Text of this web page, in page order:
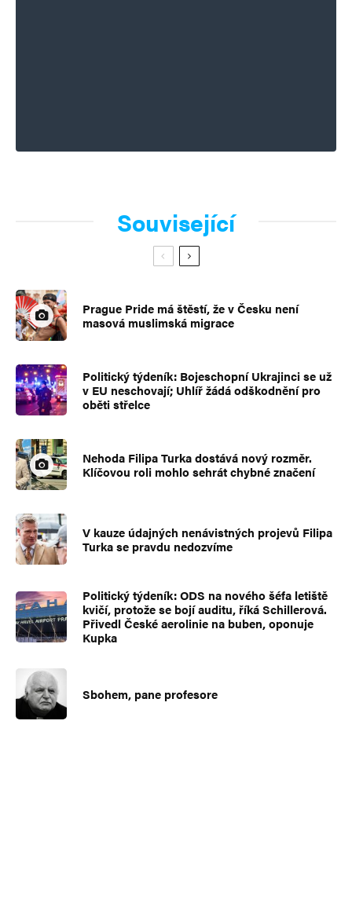
Související
Prague Pride má štěstí, že v Česku není
masová muslimská migrace
Politický týdeník: Bojeschopní Ukrajinci se už
v EU neschovají; Uhlíř žádá odškodnění pro
oběti střelce
Nehoda Filipa Turka dostává nový rozměr.
Klíčovou roli mohlo sehrát chybné značení
V kauze údajných nenávistných projevů Filipa
Turka se pravdu nedozvíme
Politický týdeník: ODS na nového šéfa letiště
kvičí, protože se bojí auditu, říká Schillerová.
Přivedl České aerolinie na buben, oponuje
Kupka
Sbohem, pane profesore